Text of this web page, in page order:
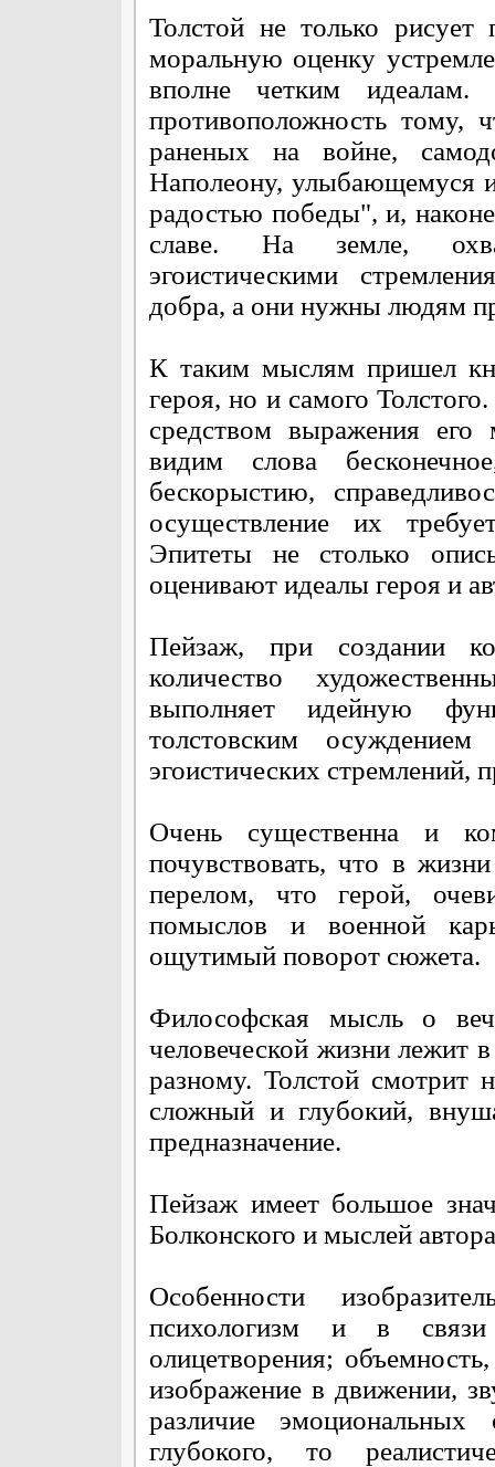
Толстой не только рисует
моральную оценку
вполне четким
противоположность тому,
раненых на войне,
Наполеону, улыбающемуся
радостью победы", и,
славе. На земле,
эгоистическими
добра, а они нужны людям
К таким мыслям пришел
героя, но и самого
средством выражения
видим слова
бескорыстию,
осуществление их
Эпитеты не столько
оценивают идеалы героя и
Пейзаж, при создании
количество
выполняет идейную
толстовским
эгоистических
Очень существенна и
почувствовать, что в
перелом, что герой,
помыслов и военной
ощутимый поворот сюжета.
Философская мысль о
человеческой жизни лежит
разному. Толстой смотрит
сложный и глубокий,
предназначение.
Пейзаж имеет большое
Болконского и мыслей
Особенности
психологизм и в
олицетворения;
изображение в движении,
различие
глубокого, то